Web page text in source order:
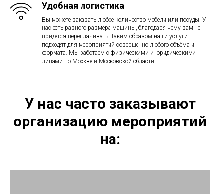
Удобная логистика
Вы можете заказать любое количество мебели или посуды. У
нас есть разного размера машины, благодаря чему вам не
придется переплачивать. Таким образом наши услуги
подходят для мероприятий совершенно любого объёма и
формата. Мы работаем с физическими и юридическими
лицами по Москве и Московской области.
У нас часто заказывают
организацию мероприятий
на: